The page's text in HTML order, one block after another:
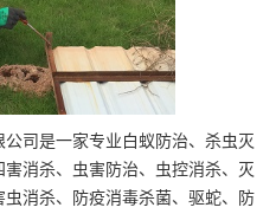
司是一家专业白蚁防治、杀虫灭
消杀、虫害防治、虫控消杀、灭
消杀、防疫消毒杀菌、驱蛇、防